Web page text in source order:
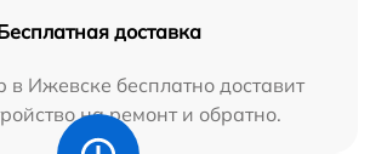
доставка
Ижевске бесплатно доставит
на ремонт и обратно.